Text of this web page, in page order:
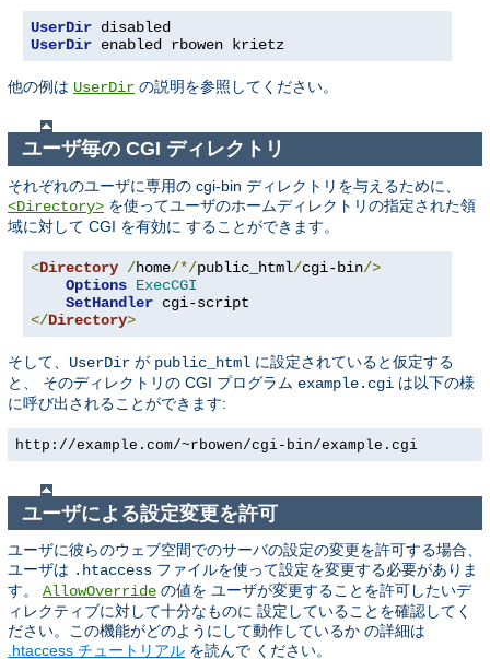
UserDir disabled
UserDir enabled rbowen krietz
他の例は UserDir の説明を参照してください。
ユーザ毎の CGI ディレクトリ
それぞれのユーザに専用の cgi-bin ディレクトリを与えるために、
<Directory> を使ってユーザのホームディレクトリの指定された領
域に対して CGI を有効に することができます。
<Directory /home/*/public_html/cgi-bin/>
Options ExecCGI
SetHandler
</Directory>
そして、 UserDir が public_html に設定されていると仮定する
と、 そのディレクトリの CGI プログラム example.cgi は以下の様
に呼び出されることができます:
http://example.com/~rbowen/cgi-bin/example.cgi
ユーザによる設定変更を許可
ユーザに彼らのウェブ空間でのサーバの設定の変更を許可する場合、
ユーザは .htaccess ファイルを使って設定を変更する必要がありま
す。 AllowOverride の値を ユーザが変更することを許可したいデ
ィレクティブに対して十分なものに 設定していることを確認してく
ださい。この機能がどのようにして動作しているか の詳細は
.htaccess チュートリアル を読んで ください。